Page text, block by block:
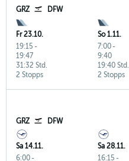
GRZ DFW
Fr 23.10.
19:15 -
19:47
2 Stopps
31:32 Std.
So 1.11.
7:00-
9:40
2 Stopps
19:40 Std.
GRZ DFW
Sa 14.11.
6:00-
Sa 28.11.
16:15 -